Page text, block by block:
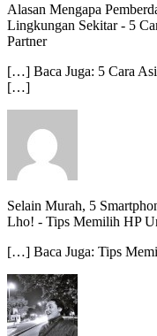
Alasan Mengapa
Lingkungan Sekitar- 5
Partner
[…] Baca Juga: 5 Cara
[…]
Selain Murah, 5
Lho! - Tips Memilih HP
[…] Baca Juga: Tips